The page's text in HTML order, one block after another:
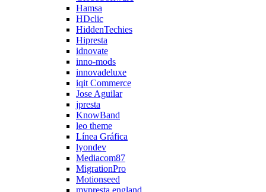
Hamsa
HDclic
HiddenTechies
Hipresta
idnovate
inno-mods
innovadeluxe
iqit Commerce
Jose Aguilar
jpresta
KnowBand
leo theme
Línea Gráfica
lyondev
Mediacom87
MigrationPro
Motionseed
mypresta england